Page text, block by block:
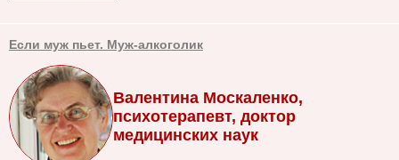
Если муж пьет. Муж-алкоголик
Валентина Москаленко,
психотерапевт, доктор
медицинских наук